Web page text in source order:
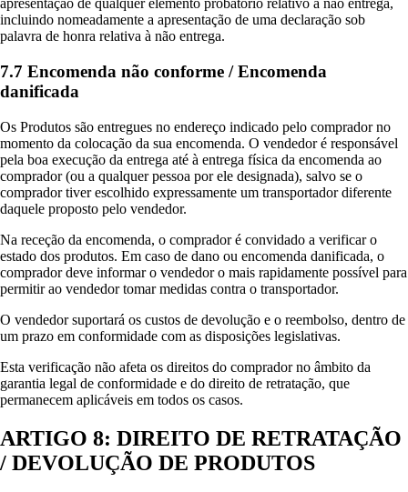
apresentação de qualquer elemento probatório relativo à não entrega,
incluindo nomeadamente a apresentação de uma declaração sob
palavra de honra relativa à não entrega.
7.7 Encomenda não conforme / Encomenda
danificada
Os Produtos são entregues no endereço indicado pelo comprador no
momento da colocação da sua encomenda. O vendedor é responsável
pela boa execução da entrega até à entrega física da encomenda ao
comprador (ou a qualquer pessoa por ele designada), salvo se o
comprador tiver escolhido expressamente um transportador diferente
daquele proposto pelo vendedor.
Na receção da encomenda, o comprador é convidado a verificar o
estado dos produtos. Em caso de dano ou encomenda danificada, o
comprador deve informar o vendedor o mais rapidamente possível para
permitir ao vendedor tomar medidas contra o transportador.
O vendedor suportará os custos de devolução e o reembolso, dentro de
um prazo em conformidade com as disposições legislativas.
Esta verificação não afeta os direitos do comprador no âmbito da
garantia legal de conformidade e do direito de retratação, que
permanecem aplicáveis em todos os casos.
ARTIGO 8: DIREITO DE RETRATAÇÃO
/ DEVOLUÇÃO DE PRODUTOS